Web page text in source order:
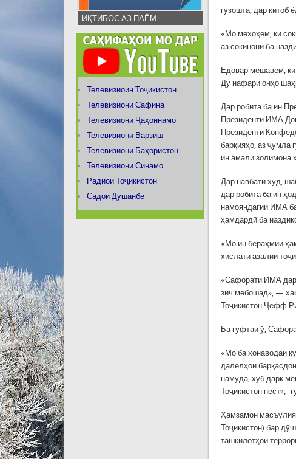
гузошта, дар китоб
«Мо мехоҳем, ки
аз сокинони ба
Ёдовар мешавем,
Ду нафари онҳо
Дар робита ба ин
Президенти ИМА
Президенти
барқияҳо, аз ҷумла
ин амали золимона
Дар навбати худ,
дар робита ба ин
намояндагии ИМА
ҳамдардӣ ба
«Мо ин бераҳмии
хислати азалии
«Сафорати ИМА дар
зич мебошад», —
Тоҷикистон Ҷефф
Ба гуфтаи ӯ,
«Мо ба хонаводаи
далелҳои
намуда, хуб дарк
Тоҷикистон нест»,-
Ҳамзамон
Тоҷикистон) бар
ташкилотҳои
ИҚТИБОС АЗ ПАЁМ
Телевизиоин Тоҷикистон
Телевизиони Сафина
Телевизиони Ҷаҳоннамо
Телевизиони Варзиш
Телевизиони Баҳористон
Телевизиони Синамо
Радиои Тоҷикистон
Садои Душанбе